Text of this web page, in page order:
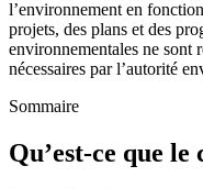
l’environnement en
projets, des plans et des
environnementales ne sont
nécessaires par l’autorité
Sommaire
Qu’est-ce que le